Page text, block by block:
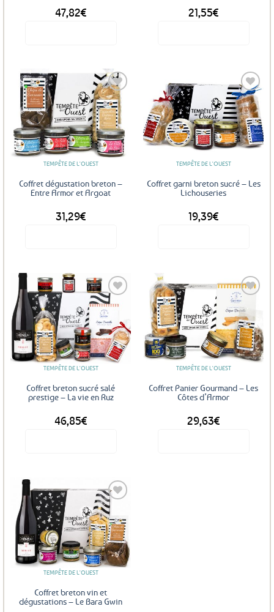
47,82€ 21,55€
Ajouter
aux
favoris
TEMPÊTE DE L'OUEST
Coffret dégustation breton –
Entre Armor et Argoat
31,29€
Ajouter
aux
favoris
TEMPÊTE DE L'OUEST
Coffret garni breton sucré – Les
Lichouseries
19,39€
Ajouter
aux
favoris
TEMPÊTE DE L'OUEST
Coffret breton sucré salé
prestige – La vie en Ruz
46,85€
Ajouter
aux
favoris
TEMPÊTE DE L'OUEST
Coffret Panier Gourmand – Les
Côtes d’Armor
29,63€
Ajouter
aux
favoris
TEMPÊTE DE L'OUEST
Coffret breton vin et
dégustations – Le Bara Gwin